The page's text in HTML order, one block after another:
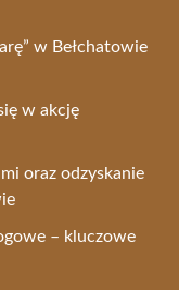
w Bełchatowie
w akcję
oraz odzyskanie
– kluczowe